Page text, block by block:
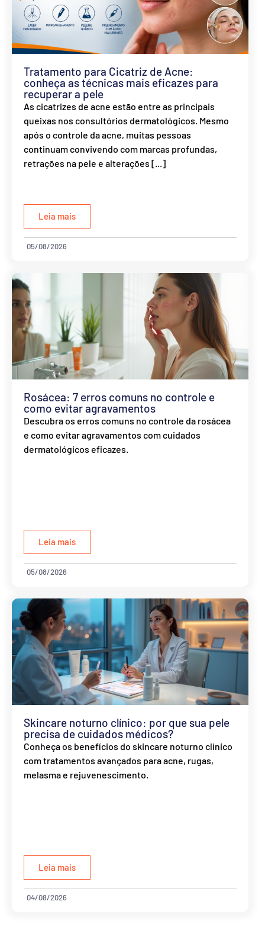
Tratamento para Cicatriz de Acne:
conheça as técnicas mais eficazes para
recuperar a pele
As cicatrizes de acne estão entre as principais
queixas nos consultórios dermatológicos. Mesmo
após o controle da acne, muitas pessoas
continuam convivendo com marcas profundas,
retrações na pele e alterações [...]
Leia mais
05/08/2026
Rosácea: 7 erros comuns no controle e
como evitar agravamentos
Descubra os erros comuns no controle da rosácea
e como evitar agravamentos com cuidados
dermatológicos eficazes.
Leia mais
05/08/2026
Skincare noturno clínico: por que sua pele
precisa de cuidados médicos?
Conheça os benefícios do skincare noturno clínico
com tratamentos avançados para acne, rugas,
melasma e rejuvenescimento.
Leia mais
04/08/2026